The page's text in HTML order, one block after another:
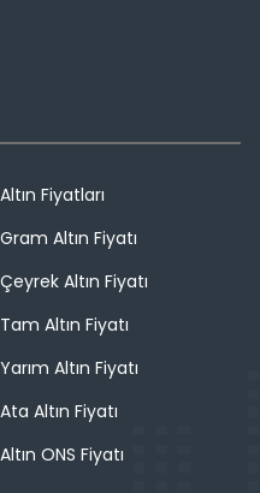
Altın Fiyatları
Gram Altın Fiyatı
Çeyrek Altın Fiyatı
Tam Altın Fiyatı
Yarım Altın Fiyatı
Ata Altın Fiyatı
Altın ONS Fiyatı